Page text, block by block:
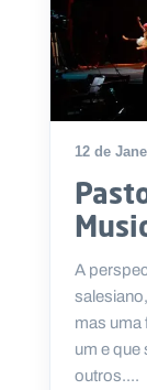
12 de
A
mas
um e
outros....